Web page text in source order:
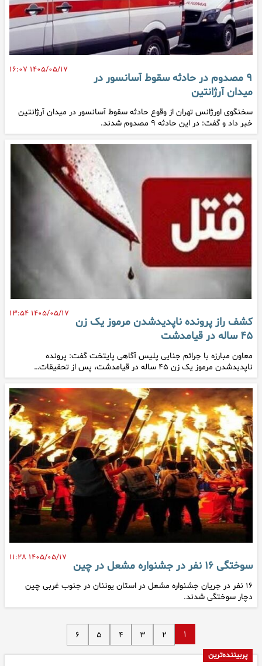
۱۴۰۵/۰۵/۱۷ ۱۶:۰۷
۹ مصدوم در حادثه سقوط آسانسور در
میدان آرژانتین
سخنگوی اورژانس تهران از وقوع حادثه سقوط آسانسور در میدان آرژانتین
خبر داد و گفت: در این حادثه ۹ مصدوم شدند.
۱۴۰۵/۰۵/۱۷ ۱۳:۵۴
کشف راز پرونده ناپدیدشدن مرموز یک زن
۴۵ ساله در قیامدشت
معاون مبارزه با جرائم جنایی پلیس آگاهی پایتخت گفت: پرونده
ناپدیدشدن مرموز یک زن ۴۵ ساله در قیامدشت، پس از تحقیقات…
۱۴۰۵/۰۵/۱۷ ۱۱:۲۸
سوختگی ۱۶ نفر در جشنواره مشعل در چین
۱۶ نفر در جریان جشنواره مشعل در استان یوننان در جنوب غربی چین
دچار سوختگی شدند.
۱ ۲ ۳ ۴ ۵ ۶
پربیننده‌ترین